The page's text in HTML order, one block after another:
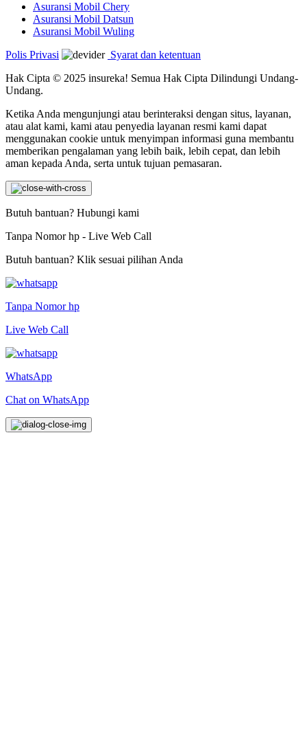
Asuransi Mobil Chery
Asuransi Mobil Datsun
Asuransi Mobil Wuling
Polis Privasi
Syarat dan ketentuan
Hak Cipta © 2025 insureka! Semua Hak Cipta Dilindungi Undang-
Undang.
Ketika Anda mengunjungi atau berinteraksi dengan situs, layanan,
atau alat kami, kami atau penyedia layanan resmi kami dapat
menggunakan cookie untuk menyimpan informasi guna membantu
memberikan pengalaman yang lebih baik, lebih cepat, dan lebih
aman kepada Anda, serta untuk tujuan pemasaran.
Butuh bantuan? Hubungi kami
Tanpa Nomor hp - Live Web Call
Butuh bantuan? Klik sesuai pilihan Anda
Tanpa Nomor hp
Live Web Call
WhatsApp
Chat on WhatsApp